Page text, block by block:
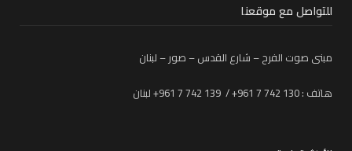
للتواصل مع موقعنا
مبنى صوت الفرح – شارع القدس – صور – لبنان
هاتف : 130 742 7 961+ / 139 742 7 961+ لبنان